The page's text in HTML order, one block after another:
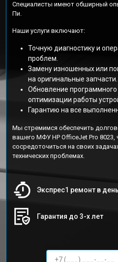
Специалисты имеют обширный
Пи.
Наши услуги включают:
Точную диагностику и
проблем.
Замену изношенных или
на оригинальные запчасти.
Обновление
оптимизации работы
Гарантию на все
Мы стремимся обеспечить
вашего МФУ HP OfficeJet Pro
сосредоточиться на своих
технических проблемах.
Экспрес1 ремонт в
Гарантия до 3-х лет